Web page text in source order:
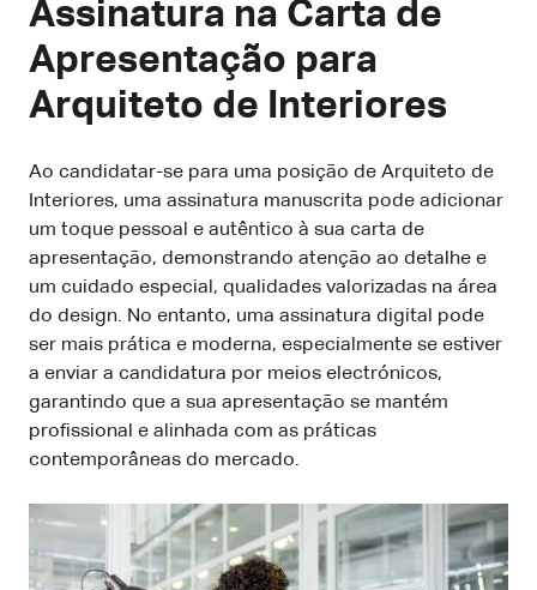
Assinatura na Carta de
Apresentação para
Arquiteto de Interiores
Ao candidatar-se para uma posição de Arquiteto de
Interiores, uma assinatura manuscrita pode adicionar
um toque pessoal e autêntico à sua carta de
apresentação, demonstrando atenção ao detalhe e
um cuidado especial, qualidades valorizadas na área
do design. No entanto, uma assinatura digital pode
ser mais prática e moderna, especialmente se estiver
a enviar a candidatura por meios electrónicos,
garantindo que a sua apresentação se mantém
profissional e alinhada com as práticas
contemporâneas do mercado.